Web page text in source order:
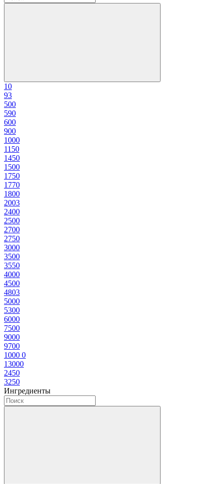
10
93
500
590
600
900
1000
1150
1450
1500
1750
1770
1800
2003
2400
2500
2700
2750
3000
3500
3550
4000
4500
4803
5000
5300
6000
7500
9000
9700
1000 0
13000
2450
3250
Ингредиенты